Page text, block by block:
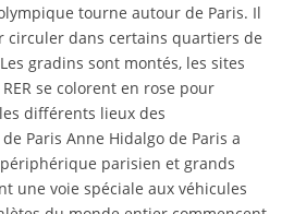
tourne autour de Paris. Il
circuler dans certains quartiers de
gradins sont montés, les sites
se colorent en rose pour
différents lieux des
Paris Anne Hidalgo de Paris a
parisien et grands
une voie spéciale aux véhicules